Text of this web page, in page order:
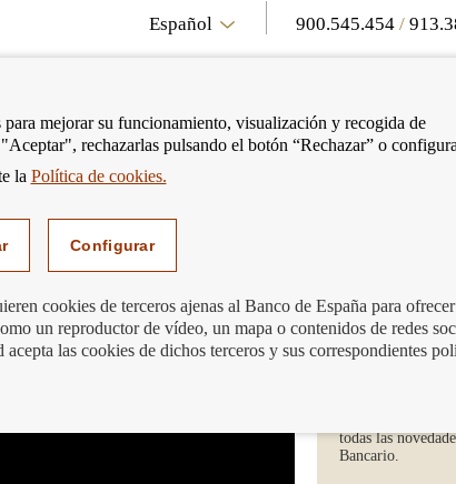
Español 900.545.454 /
RECLAMACIÓN ONLINE
Mostrar
menú
SUSCRIPCIÓN
Recibe en tu
todas las
Bancario.
mejorar su funcionamiento, visualización y recogida de
rechazarlas pulsando el botón “Rechazar” o
la Política de cookies.
Configurar
cookies de terceros ajenas al Banco de España para
un reproductor de vídeo, un mapa o contenidos de redes
las cookies de dichos terceros y sus correspondientes